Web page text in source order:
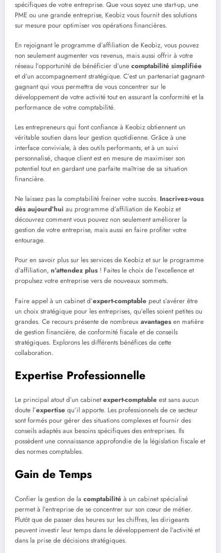
spécifiques de votre entreprise. Que vous soyez une start-up, une
PME ou une grande entreprise, Keobiz vous fournit des solutions
sur mesure pour optimiser vos opérations financières.
En rejoignant le programme d’affiliation de Keobiz, vous pouvez
non seulement augmenter vos revenus, mais aussi offrir à votre
réseau l’opportunité de bénéficier d’une comptabilité simplifiée
et d’un accompagnement stratégique. C’est un partenariat gagnant-
gagnant qui vous permettra de vous concentrer sur le
développement de votre activité tout en assurant la conformité et la
performance de votre comptabilité.
Les entrepreneurs qui font confiance à Keobiz obtiennent un
véritable soutien dans leur gestion quotidienne. Grâce à une
interface conviviale, à des outils performants, et à un suivi
personnalisé, chaque client est en mesure de maximiser son
potentiel tout en gardant une parfaite maîtrise de sa situation
financière.
Ne laissez pas la comptabilité freiner votre succès. Inscrivez-vous
dès aujourd’hui au programme d’affiliation de Keobiz et
découvrez comment vous pouvez non seulement améliorer la
gestion de votre entreprise, mais aussi en faire profiter votre
entourage.
Pour en savoir plus sur les services de Keobiz et sur le programme
d’affiliation, n’attendez plus ! Faites le choix de l’excellence et
propulsez votre entreprise vers de nouveaux sommets.
Faire appel à un cabinet d’expert-comptable peut s’avérer être
un choix stratégique pour les entreprises, qu’elles soient petites ou
grandes. Ce recours présente de nombreux avantages en matière
de gestion financière, de conformité fiscale et de conseils
stratégiques. Explorons les différents bénéfices de cette
collaboration.
Expertise Professionnelle
Le principal atout d’un cabinetexpert-comptable est sans aucun
doute l’expertise qu’il apporte. Les professionnels de ce secteur
sont formés pour gérer des situations complexes et fournir des
conseils adaptés aux besoins spécifiques des entreprises. Ils
possèdent une connaissance approfondie de la législation fiscale et
des normes comptables.
Gain de Temps
Confier la gestion de la comptabilité à un cabinet spécialisé
permet à l’entreprise de se concentrer sur son cœur de métier.
Plutôt que de passer des heures sur les chiffres, les dirigeants
peuvent investir leur temps dans le développement de l’activité et
dans la prise de décisions stratégiques.